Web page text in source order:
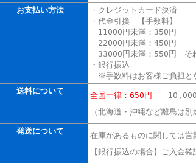
お支払い方法
・クレジットカード決済
・代金引換 【手数料】
11000円未満：350円
22000円未満：450円
33000円未満：550円 それ
・銀行振込
※手数料はお客様ご負担と
送料について
全国一律：650円
（北海道・沖縄など離島は別
発送について
在庫があるものに関しては
【銀行振込の場合】 ご入金確